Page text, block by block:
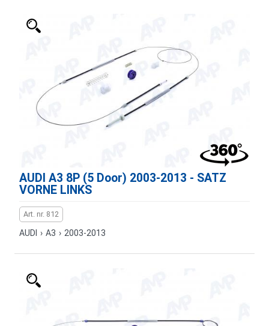
AUDI A3 8P (5 Door) 2003-2013 - SATZ
VORNE LINKS
Art. nr. 812
AUDI › A3 › 2003-2013